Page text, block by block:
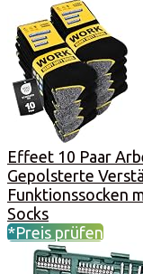
Effeet 10 Paar
Gepolsterte
Funktionssocken
Socks
*Preis prüfen